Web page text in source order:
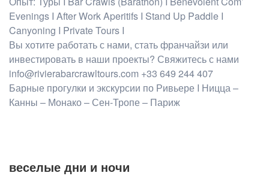
Evenings I After Work Aperitifs I Stand Up Paddle I
Canyoning I Private Tours I
Вы хотите работать с нами, стать франчайзи или
инвестировать в наши проекты? Свяжитесь с нами
info@rivierabarcrawltours.com +33 649 244 407
Барные прогулки и экскурсии по Ривьере I Ницца –
Канны – Монако – Сен-Тропе – Париж
веселые дни и ночи